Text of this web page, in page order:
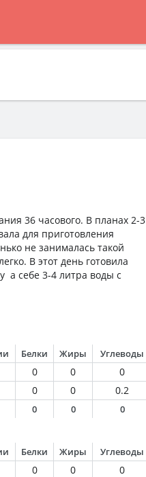
36 часового. В планах 2-3
для приготовления
не занималась такой
В этот день готовила
а себе 3-4 литра воды с
Белки Жиры Углеводы
0 0
0
0 0
0.2
0 0 0
Белки Жиры Углеводы
0 0
0